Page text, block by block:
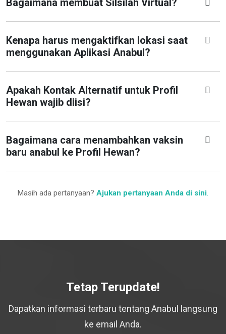
Bagaimana membuat Silsilah Virtual?
Kenapa harus mengaktifkan lokasi saat
menggunakan Aplikasi Anabul?
Apakah Kontak Alternatif untuk Profil
Hewan wajib diisi?
Bagaimana cara menambahkan vaksin
baru anabul ke Profil Hewan?
Masih ada pertanyaan? Ajukan pertanyaan Anda di sini.
Tetap Terupdate!
Dapatkan informasi terbaru tentang Anabul langsung
ke email Anda.